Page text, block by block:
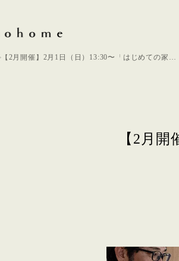
【2月開催】2月1日（日）13:30〜「はじめての家づ
【2月